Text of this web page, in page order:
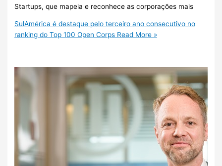
Startups, que mapeia e reconhece as corporações mais
SulAmérica é destaque pelo terceiro ano consecutivo no
ranking do Top 100 Open Corps Read More »